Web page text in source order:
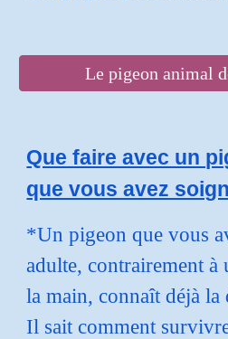
Le pigeon animal
Que faire avec un
que vous avez
*Un pigeon que vous
adulte, contrairement à
la main, connaît déjà
Il sait comment